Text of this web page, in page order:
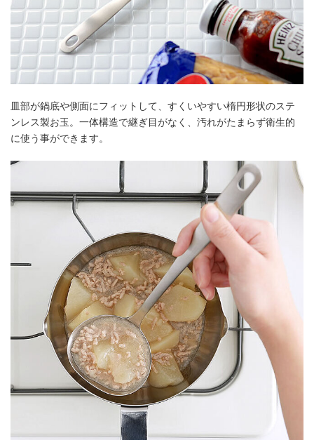
皿部が鍋底や側面にフィットして、すくいやすい楕円形状のステ
ンレス製お玉。一体構造で継ぎ目がなく、汚れがたまらず衛生的
に使う事ができます。